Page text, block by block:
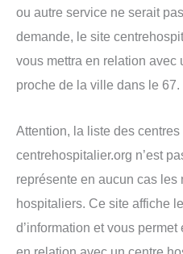
ou autre service ne serait
demande, le site
vous mettra en relation
proche de la ville dans le 67.
Attention, la liste des
centrehospitalier.org n’est
représente en aucun cas les
hospitaliers. Ce site affiche
d’information et vous